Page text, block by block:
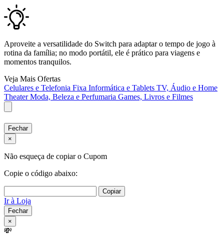
Aproveite a versatilidade do Switch para adaptar o tempo de jogo à
rotina da família; no modo portátil, ele é prático para viagens e
momentos tranquilos.
Veja Mais Ofertas
Celulares e Telefonia Fixa Informática e Tablets TV, Áudio e Home
TheaterModa, Beleza e Perfumaria Games, Livros e Filmes
Fechar
×
Não esqueça de copiar o Cupom
Copie o código abaixo:
Copiar
Ir à Loja
Fechar
×
💸